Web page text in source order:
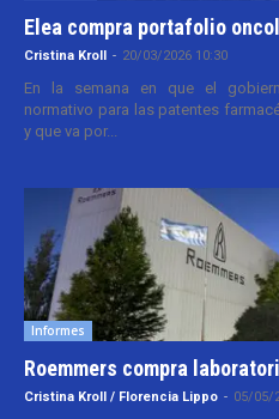
Elea compra portafolio
Cristina Kroll - 20/03/2026 10:30
En la semana en que el
normativo para las patentes
y que va por...
Informes
Roemmers compra
Cristina Kroll / Florencia Lippo - 05/05/